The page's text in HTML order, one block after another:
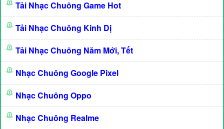
Tải Nhạc Chuông Game Hot
Tải Nhạc Chuông Kinh Dị
Tải Nhạc Chuông Năm Mới, Tết
Nhạc Chuông Google Pixel
Nhạc Chuông Oppo
Nhạc Chuông Realme